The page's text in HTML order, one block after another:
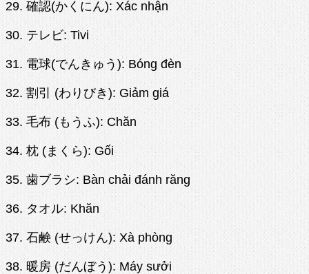
29. 確認(かくにん): Xác nhận
30. テレビ: Tivi
31. 電球(でんきゅう): Bóng đèn
32. 割引 (わりびき): Giảm giá
33. 毛布 (もうふ): Chăn
34. 枕 (まくら): Gối
35. 歯ブラシ: Bàn chải đánh răng
36. タオル: Khăn
37. 石鹸 (せっけん): Xà phòng
38. 暖房 (だんぼう): Máy sưởi